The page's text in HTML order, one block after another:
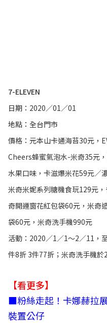
7-ELEVEN
日期：2020／01／01
地點：全台門市
價格：元本山卡通海苔30元，
Cheers蜂蜜氣泡水-米奇35元
水果口味，卡滋爆米花59元／
米奇米妮系列糖機食玩129元
奇開運窗花紅包袋60元，米奇
袋60元，米奇洗手機990元
活動：2020／1／1～2／11，
件8折 3件77折；米奇洗手機於
【看更多】
■粉絲走起！卡娜赫拉
裝置公仔